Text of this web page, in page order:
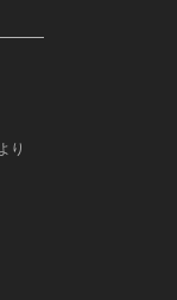
り